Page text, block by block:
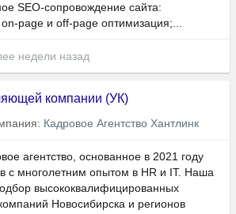
SEO-сопровождение сайта:
on-page и off-page оптимизация;...
недели назад
компании (УК)
Кадровое Агентство Хантлинк
агентство, основанное в 2021 году
с многолетним опытом в HR и IT. Наша
высококвалифицированных
Новосибирска и регионов